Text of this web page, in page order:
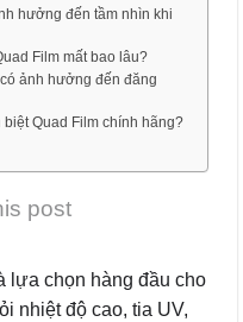
hưởng đến tầm nhìn khi
Film mất bao lâu?
ảnh hưởng đến đăng
Quad Film chính hãng?
post
lựa chọn hàng đầu cho
nhiệt độ cao, tia UV,